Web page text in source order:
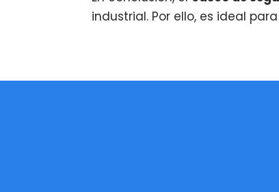
industrial. Por ello, es ideal